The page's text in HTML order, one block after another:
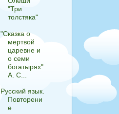
"Три
толстяка"
"Сказка о
мертвой
царевне и
о семи
богатырях"
А. С...
Русский язык.
Повторени
е